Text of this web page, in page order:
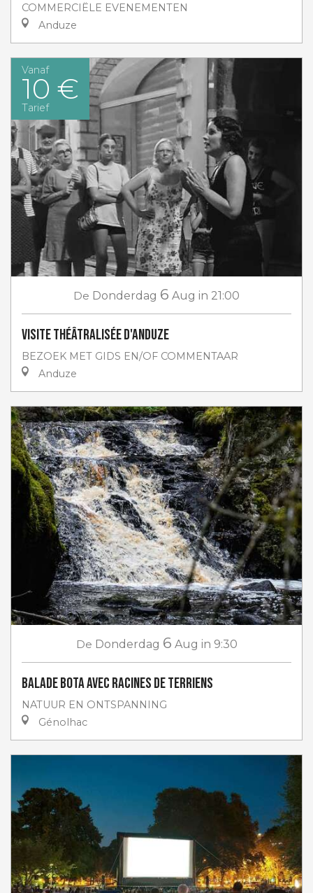
COMMERCIËLE EVENEMENTEN
Anduze
Vanaf
10 €
Tarief
De Donderdag 6 Aug in 21:00
Visite théâtralisée d'Anduze
BEZOEK MET GIDS EN/OF COMMENTAAR
Anduze
De Donderdag 6 Aug in 9:30
Balade Bota avec Racines de Terriens
NATUUR EN ONTSPANNING
Génolhac